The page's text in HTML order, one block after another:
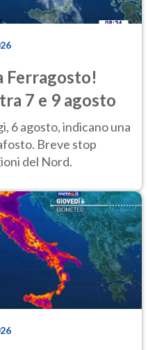
Ferragosto!
7 e 9 agosto
6 agosto, indicano una
Breve stop
del Nord.